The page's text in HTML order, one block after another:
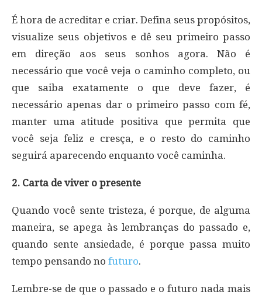
É hora de acreditar e criar. Defina seus propósitos,
visualize seus objetivos e dê seu primeiro passo
em direção aos seus sonhos agora. Não é
necessário que você veja o caminho completo, ou
que saiba exatamente o que deve fazer, é
necessário apenas dar o primeiro passo com fé,
manter uma atitude positiva que permita que
você seja feliz e cresça, e o resto do caminho
seguirá aparecendo enquanto você caminha.
2. Carta de viver o presente
Quando você sente tristeza, é porque, de alguma
maneira, se apega às lembranças do passado e,
quando sente ansiedade, é porque passa muito
tempo pensando no futuro.
Lembre-se de que o passado e o futuro nada mais